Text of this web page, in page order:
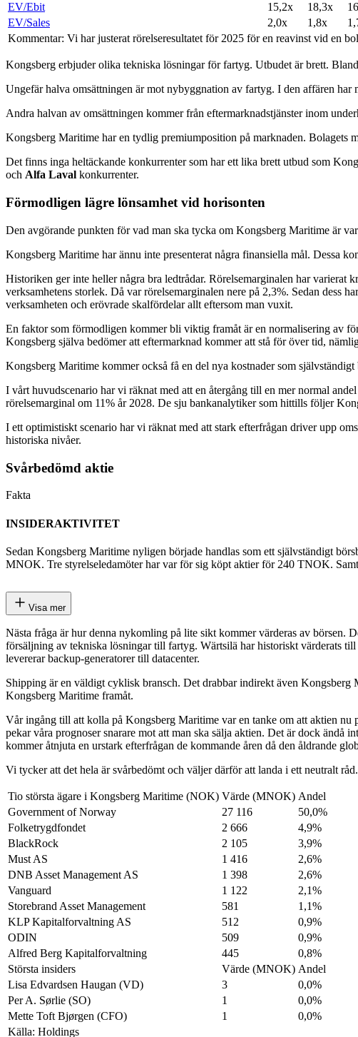
EV/Ebit
15,2x 18,3x
EV/Sales
2,0x 1,8x
Kommentar: Vi har justerat rörelseresultatet för 2025 för en reavinst vid en
Kongsberg erbjuder olika tekniska lösningar för fartyg. Utbudet är brett.
Ungefär halva omsättningen är mot nybyggnation av fartyg. I den affären
Andra halvan av omsättningen kommer från eftermarknadstjänster inom
Kongsberg Maritime har en tydlig premiumposition på marknaden. Bolagets
Det finns inga heltäckande konkurrenter som har ett lika brett utbud som
och Alfa Laval konkurrenter.
Förmodligen lägre lönsamhet vid horisonten
Den avgörande punkten för vad man ska tycka om Kongsberg Maritime är
Kongsberg Maritime har ännu inte presenterat några finansiella mål. Dessa
Historiken ger inte heller några bra ledtrådar. Rörelsemarginalen har
verksamhetens storlek. Då var rörelsemarginalen nere på 2,3%. Sedan dess
verksamheten och erövrade skalfördelar allt eftersom man vuxit.
En faktor som förmodligen kommer bli viktig framåt är en normalisering av
Kongsberg själva bedömer att eftermarknad kommer att stå för över tid,
Kongsberg Maritime kommer också få en del nya kostnader som självständigt
I vårt huvudscenario har vi räknat med att en återgång till en mer normal
rörelsemarginal om 11% år 2028. De sju bankanalytiker som hittills följer
I ett optimistiskt scenario har vi räknat med att stark efterfrågan driver upp
historiska nivåer.
Svårbedömd aktie
Fakta
INSIDERAKTIVITET
Sedan Kongsberg Maritime nyligen började handlas som ett självständigt
MNOK. Tre styrelseledamöter har var för sig köpt aktier för 240 TNOK.
Visa mer
Nästa fråga är hur denna nykomling på lite sikt kommer värderas av
försäljning av tekniska lösningar till fartyg. Wärtsilä har historiskt värderats
levererar backup-generatorer till datacenter.
Shipping är en väldigt cyklisk bransch. Det drabbar indirekt även
Kongsberg Maritime framåt.
Vår ingång till att kolla på Kongsberg Maritime var en tanke om att aktien
pekar våra prognoser snarare mot att man ska sälja aktien. Det är dock
kommer åtnjuta en urstark efterfrågan de kommande åren då den åldrande
Vi tycker att det hela är svårbedömt och väljer därför att landa i ett neutralt råd.
Tio största ägare i Kongsberg Maritime (NOK) Värde (MNOK) Andel
Government of Norway
27 116
50,0%
Folketrygdfondet
2 666
4,9%
BlackRock
2 105
3,9%
Must AS
1 416
2,6%
DNB Asset Management AS
1 398
2,6%
Vanguard
1 122
2,1%
Storebrand Asset Management
581
1,1%
KLP Kapitalforvaltning AS
512
0,9%
ODIN
509
0,9%
Alfred Berg Kapitalforvaltning
445
0,8%
Största insiders
Värde (MNOK) Andel
Lisa Edvardsen Haugan (VD)
3
0,0%
Per A. Sørlie (SO)
1
0,0%
Mette Toft Bjørgen (CFO)
1
0,0%
Källa: Holdings